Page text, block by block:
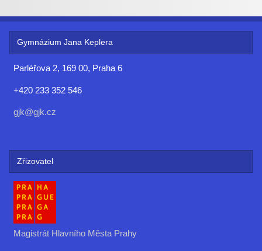
Gymnázium Jana Keplera
Parléřova 2, 169 00, Praha 6
+420 233 352 546
gjk@gjk.cz
Zřizovatel
Magistrát Hlavního Města Prahy